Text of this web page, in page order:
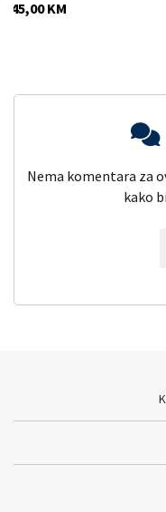
Nema komentara za
kako